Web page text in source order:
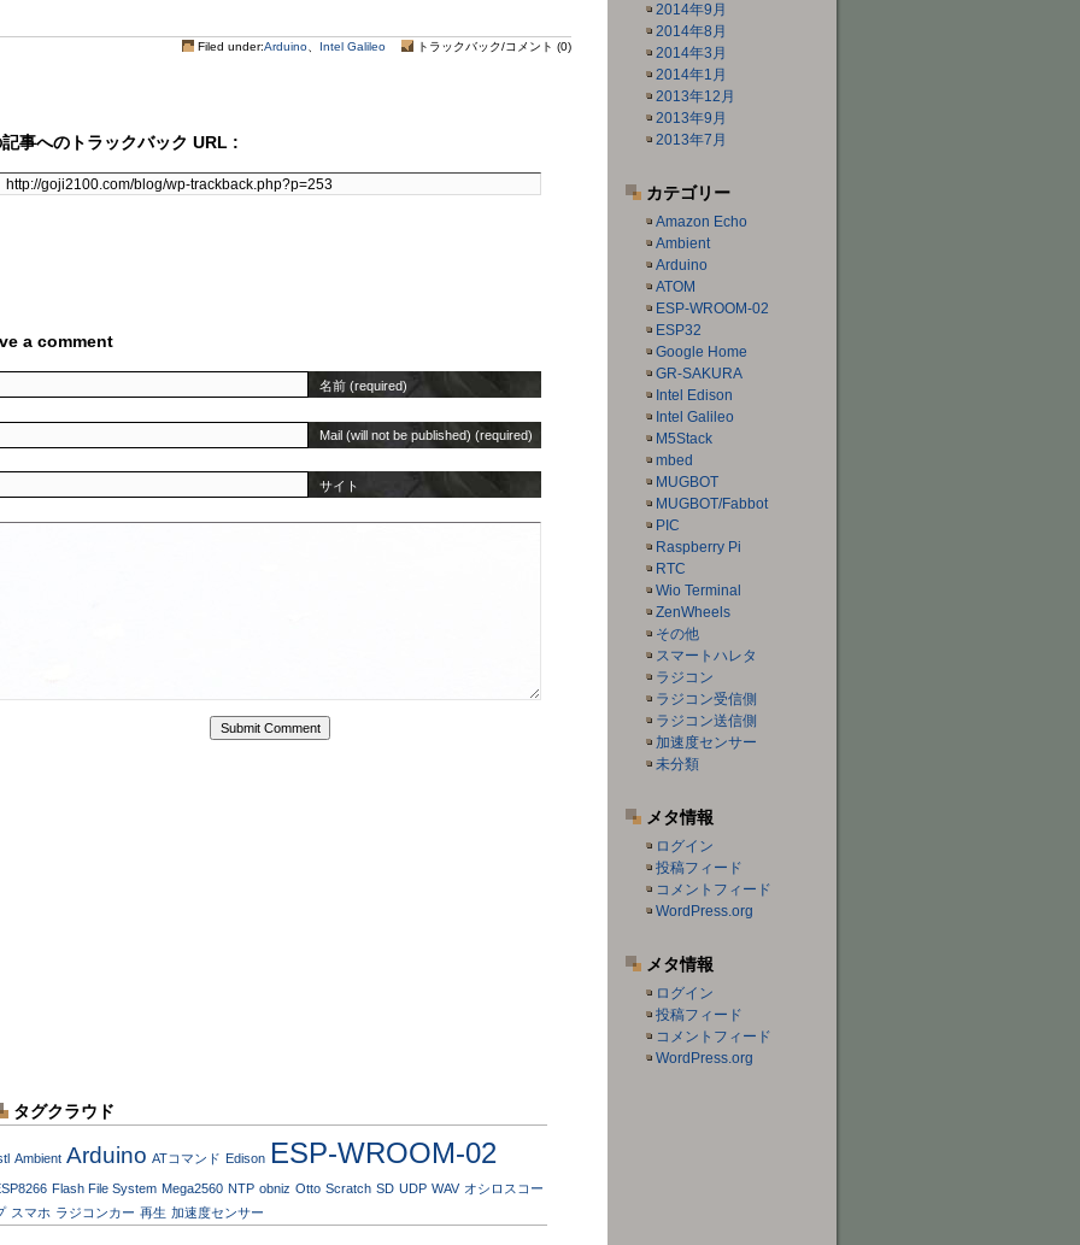
Filed under:Arduino Intel Galileo トラックバック/コメント (0)
事へのトラックバック URL :
a comment
名前 (required)
Mail (will not be published) (required)
サイト
2014年9月
2014年8月
2014年3月
2014年1月
2013年12月
2013年9月
2013年7月
カテゴリー
Amazon Echo
Ambient
Arduino
ATOM
ESP-WROOM-02
ESP32
Google Home
GR-SAKURA
Intel Edison
Intel Galileo
M5Stack
mbed
MUGBOT
MUGBOT/Fabbot
PIC
Raspberry Pi
RTC
Wio Terminal
ZenWheels
その他
スマートハレタ
ラジコン
ラジコン受信側
ラジコン送信側
加速度センサー
未分類
メタ情報
ログイン
投稿フィード
コメントフィード
WordPress.org
メタ情報
ログイン
投稿フィード
コメントフィード
WordPress.org
タグクラウド
Ambient Arduino ATコマンド Edison ESP-WROOM-02
Flash File System Mega2560 NTP obniz Otto Scratch SD UDP WAV オシロスコー
スマホ ラジコンカー 再生 加速度センサー